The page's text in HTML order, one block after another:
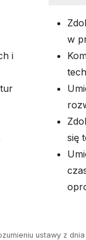
i
w
się
ustawy z